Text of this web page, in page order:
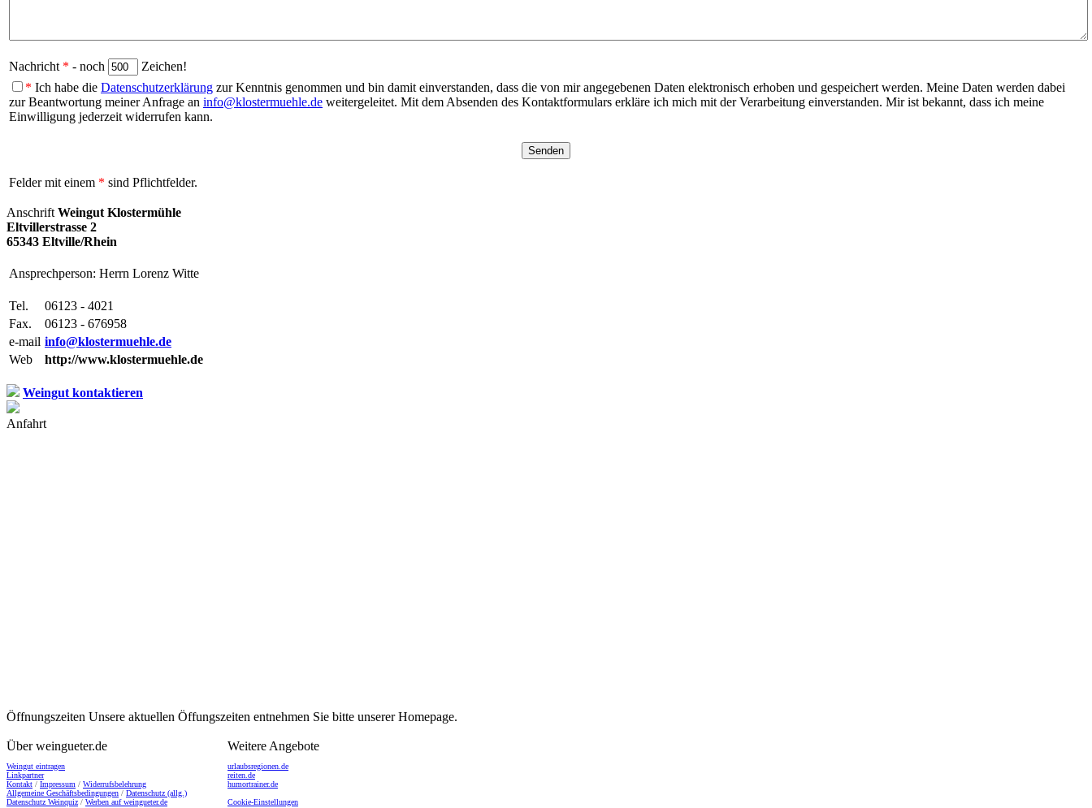
Nachricht * - noch
Zeichen!
* Ich habe die Datenschutzerklärung zur Kenntnis genommen und bin damit einverstanden, dass die von mir angegebenen Daten elektronisch erhoben und gespeichert werden. Meine Daten werden dabei
zur Beantwortung meiner Anfrage an info@klostermuehle.de weitergeleitet. Mit dem Absenden des Kontaktformulars erkläre ich mich mit der Verarbeitung einverstanden. Mir ist bekannt, dass ich meine
Einwilligung jederzeit widerrufen kann.
Felder mit einem * sind Pflichtfelder.
Anschrift Weingut Klostermühle
Eltvillerstrasse 2
65343 Eltville/Rhein
Ansprechperson: Herrn Lorenz Witte
Tel.
06123 - 4021
Fax.
06123 - 676958
e-mail info@klostermuehle.de
Web
http://www.klostermuehle.de
Weingut kontaktieren
Anfahrt
Öffnungszeiten Unsere aktuellen Öffungszeiten entnehmen Sie bitte unserer Homepage.
Über weingueter.de
Weingut eintragen
Linkpartner
Kontakt / Impressum / Widerrufsbelehrung
Allgemeine Geschäftsbedingungen / Datenschutz (allg.)
Datenschutz Weinquiz / Werben auf weingueter.de
Weitere Angebote
urlaubsregionen.de
reiten.de
humortrainer.de
Cookie-Einstellungen